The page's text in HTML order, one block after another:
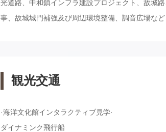
光道路、中和鎮インフラ建設プロジェクト、故城
事、故城城門補強及び周辺環境整備、調音広場など
観光交通
·海洋文化館インタラクティブ見学·
ダイナミンク飛行船